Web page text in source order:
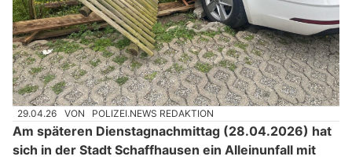
29.04.26 VON POLIZEI.NEWS REDAKTION
Am späteren Dienstagnachmittag (28.04.2026) hat
sich in der Stadt Schaffhausen ein Alleinunfall mit